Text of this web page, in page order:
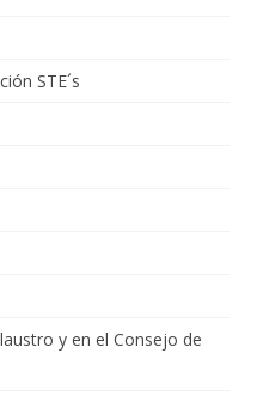
STE´s
y en el Consejo de